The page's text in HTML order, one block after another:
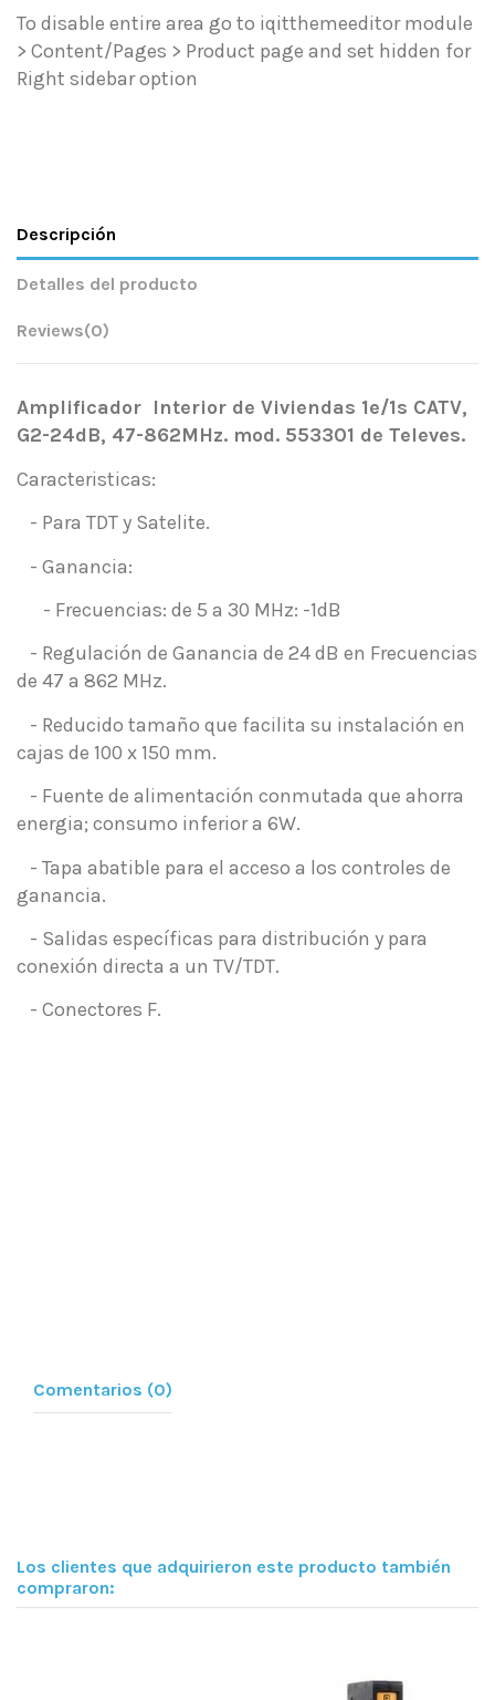
To disable entire area go to iqitthemeeditor module
> Content/Pages > Product page and set hidden for
Right sidebar option
Descripción
Detalles del producto
Reviews(0)
Amplificador Interior de Viviendas 1e/1s CATV,
G2-24dB, 47-862MHz. mod. 553301 de Televes.
Caracteristicas:
- Para TDT y Satelite.
- Ganancia:
- Frecuencias: de 5 a 30 MHz: -1dB
- Regulación de Ganancia de 24 dB en Frecuencias
de 47 a 862 MHz.
- Reducido tamaño que facilita su instalación en
cajas de 100 x 150 mm.
- Fuente de alimentación conmutada que ahorra
energia; consumo inferior a 6W.
- Tapa abatible para el acceso a los controles de
ganancia.
- Salidas específicas para distribución y para
conexión directa a un TV/TDT.
- Conectores F.
Comentarios (0)
Los clientes que adquirieron este producto también
compraron: